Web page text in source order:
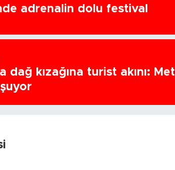
adrenalin dolu festival
dağ kızağına turist akını: